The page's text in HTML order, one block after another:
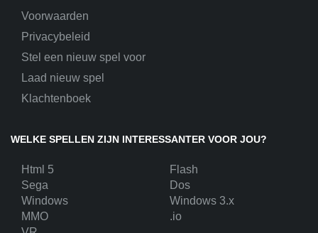
Voorwaarden
Privacybeleid
Stel een nieuw spel voor
Laad nieuw spel
Klachtenboek
WELKE SPELLEN ZIJN INTERESSANTER VOOR JOU?
Html 5
Flash
Sega
Dos
Windows
Windows 3.x
MMO
.io